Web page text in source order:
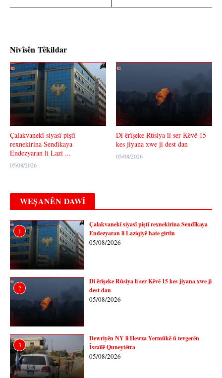
Nivîsên Têkildar
Çalakvanekî siyasî piştî
rexnekirina Sendîkaya
Endezyaran li Lazi ...
05/08/2026
Di êrîşeke Rûsiya li ser Kêvê 15
kes jiyana xwe ji dest dan
05/08/2026
WEȘANÊN DAWÎ
1
Çalakvanekî siyasî piştî rexnekirina Sendîkaya
Endezyaran li Laziqiyê hate girtin
05/08/2026
2
Di êrîşeke Rûsiya li ser Kêvê 15 kes jiyana xwe ji
dest dan
05/08/2026
3
Dewriyên NY li Hewza Yermûkê û tevgerên
Îsraîlê Quneytêtra
05/08/2026